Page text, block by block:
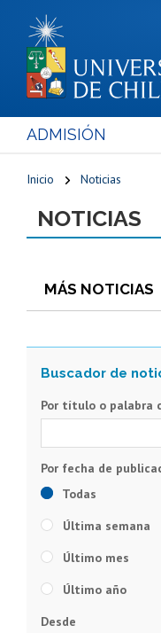
ADMISIÓN
Inicio Noticias
NOTICIAS
MÁS NOTICIAS
Por título o palabra
Todas
Última semana
Último mes
Último año
Desde